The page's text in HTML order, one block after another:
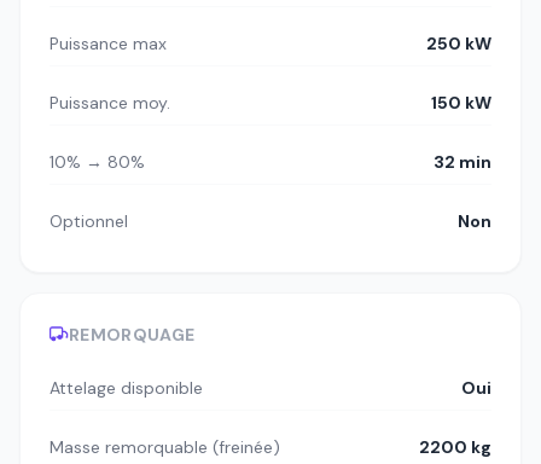
Puissance max 250 kW
Puissance moy. 150 kW
10% → 80% 32 min
Optionnel Non
REMORQUAGE
Attelage disponible Oui
Masse remorquable (freinée) 2200 kg